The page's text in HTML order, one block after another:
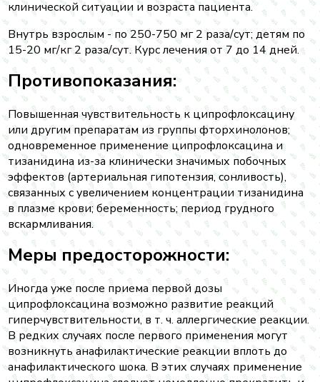
клинической ситуации и возраста пациента.
Внутрь взрослым - по 250-750 мг 2 раза/сут; детям по
15-20 мг/кг 2 раза/сут. Курс лечения от 7 до 14 дней.
Противопоказания:
Повышенная чувствительность к ципрофлоксацину
или другим препаратам из группы фторхинолонов;
одновременное применение ципрофлоксацина и
тизанидина из-за клинически значимых побочных
эффектов (артериальная гипотензия, сонливость),
связанных с увеличением концентрации тизанидина
в плазме крови; беременность; период грудного
вскармливания.
Меры предосторожности:
Иногда уже после приема первой дозы
ципрофлоксацина возможно развитие реакций
гиперчувствительности, в т. ч. аллергические реакции.
В редких случаях после первого применения могут
возникнуть анафилактические реакции вплоть до
анафилактического шока. В этих случаях применение